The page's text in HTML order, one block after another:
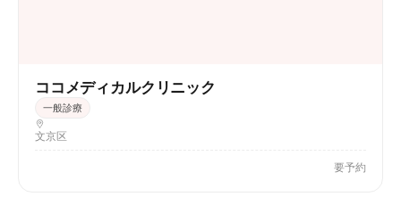
ココメディカルクリニック
一般診療
文京区
要予約